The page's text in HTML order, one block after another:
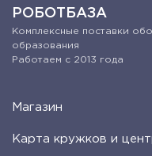
РОБОТБАЗА
Комплексные поставки
образования
Работаем с 2013 года
Магазин
Карта кружков и